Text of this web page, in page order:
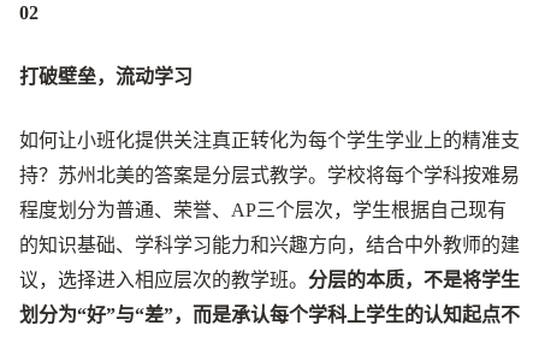
02
打破壁垒，流动学习
如何让小班化提供关注真正转化为每个学生学业上的精准支
持？苏州北美的答案是分层式教学。学校将每个学科按难易
程度划分为普通、荣誉、AP三个层次，学生根据自己现有
的知识基础、学科学习能力和兴趣方向，结合中外教师的建
议，选择进入相应层次的教学班。 分层的本质，不是将学生
划分为“好”与“差”，而是承认每个学科上学生的认知起点不